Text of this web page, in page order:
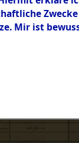
Mir ist